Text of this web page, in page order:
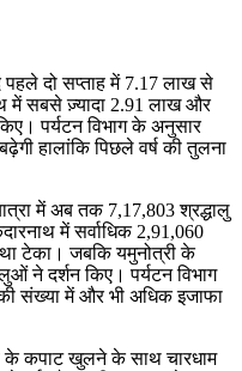
पहले दो सप्ताह में 7.17 लाख से
में सबसे ज़्यादा 2.91 लाख और
पर्यटन विभाग के अनुसार
हालांकि पिछले वर्ष की तुलना
में अब तक 7,17,803 श्रद्धालु
में सर्वाधिक 2,91,060
टेका। जबकि यमुनोत्री के
ने दर्शन किए। पर्यटन विभाग
संख्या में और भी अधिक इजाफा
के कपाट खुलने के साथ चारधाम